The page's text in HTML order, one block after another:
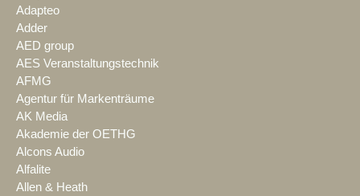
Adapteo
Adder
AED group
AES Veranstaltungstechnik
AFMG
Agentur für Markenträume
AK Media
Akademie der OETHG
Alcons Audio
Alfalite
Allen & Heath